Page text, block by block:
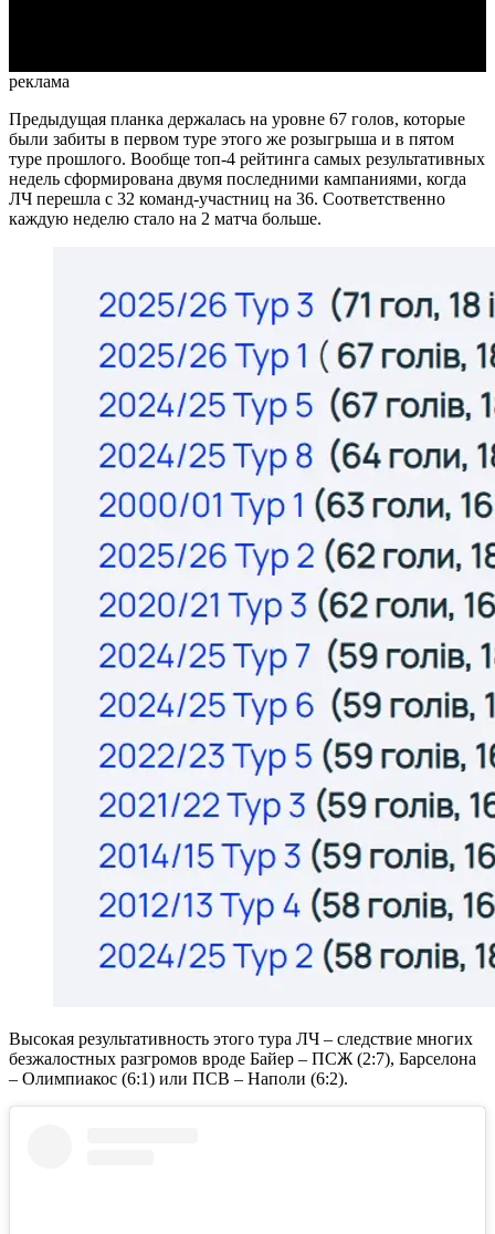
реклама
Предыдущая планка держалась на уровне 67 голов, которые
были забиты в первом туре этого же розыгрыша и в пятом
туре прошлого. Вообще топ-4 рейтинга самых результативных
недель сформирована двумя последними кампаниями, когда
ЛЧ перешла с 32 команд-участниц на 36. Соответственно
каждую неделю стало на 2 матча больше.
Высокая результативность этого тура ЛЧ – следствие многих
безжалостных разгромов вроде Байер – ПСЖ (2:7), Барселона
– Олимпиакос (6:1) или ПСВ – Наполи (6:2).